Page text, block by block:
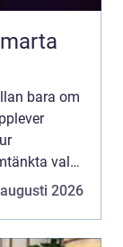
bara om
val
att få en
2026